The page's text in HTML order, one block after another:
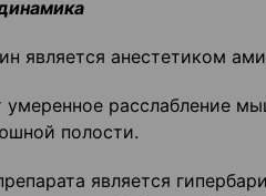
является анестетиком
умеренное расслабление
полости.
является